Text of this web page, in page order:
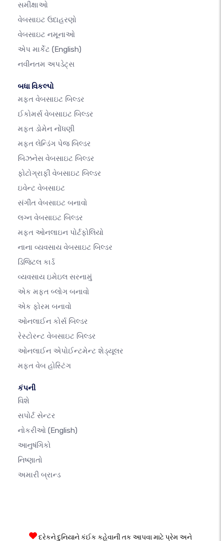
સમીક્ષાઓ
વેબસાઇટ ઉદાહરણો
વેબસાઇટ નમૂનાઓ
એપ માર્કેટ (English)
નવીનતમ અપડેટ્સ
બધા વિકલ્પો
મફત વેબસાઇટ બિલ્ડર
ઈકોમર્સ વેબસાઇટ બિલ્ડર
મફત ડોમેન નોંધણી
મફત લેન્ડિંગ પેજ બિલ્ડર
બિઝનેસ વેબસાઇટ બિલ્ડર
ફોટોગ્રાફી વેબસાઇટ બિલ્ડર
ઇવેન્ટ વેબસાઇટ
સંગીત વેબસાઇટ બનાવો
લગ્ન વેબસાઇટ બિલ્ડર
મફત ઓનલાઇન પોર્ટફોલિયો
નાના વ્યવસાય વેબસાઇટ બિલ્ડર
ડિજિટલ કાર્ડ
વ્યવસાય ઇમેઇલ સરનામું
એક મફત બ્લોગ બનાવો
એક ફોરમ બનાવો
ઓનલાઈન કોર્સ બિલ્ડર
રેસ્ટોરન્ટ વેબસાઇટ બિલ્ડર
ઓનલાઈન એપોઈન્ટમેન્ટ શેડ્યૂલર
મફત વેબ હોસ્ટિંગ
કંપની
વિશે
સપોર્ટ સેન્ટર
નોકરીઓ (English)
આનુષંગિકો
નિષ્ણાતો
અમારી બ્રાન્ડ
દરેકને દુનિયાને કંઈક કહેવાની તક આપવા માટે પ્રેમ અને